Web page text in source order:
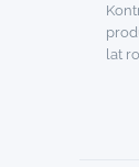
lat